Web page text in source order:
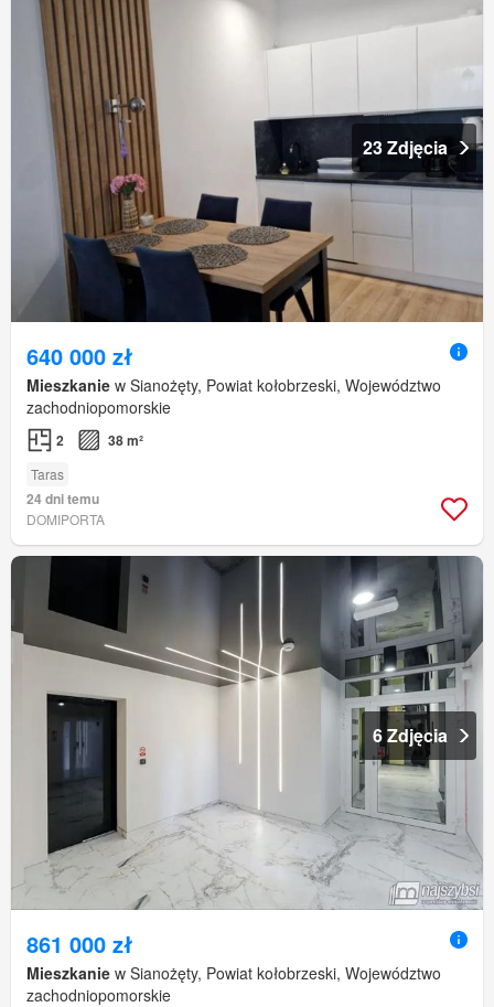
23 Zdjęcia
640 000 zł
Mieszkanie w Sianożęty, Powiat kołobrzeski, Województwo
zachodniopomorskie
2 38 m²
Taras
24 dni temu
DOMIPORTA
6 Zdjęcia
861 000 zł
Mieszkanie w Sianożęty, Powiat kołobrzeski, Województwo
zachodniopomorskie